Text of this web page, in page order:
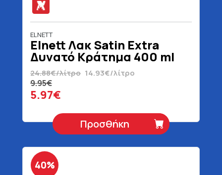
ELNETT
Elnett Λακ Satin Extra
Δυνατό Κράτημα 400 ml
24.88€/λίτρο 14.93€/λίτρο
9.95€
5.97€
Προσθήκη
40%